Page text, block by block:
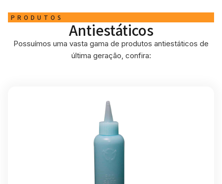
PRODUTOS
Antiestáticos
Possuímos uma vasta gama de produtos antiestáticos de
última geração, confira: